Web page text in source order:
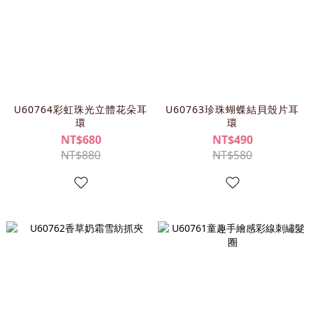
U60764彩虹珠光立體花朵耳
環
NT$680
NT$880
U60763珍珠蝴蝶結貝殼片耳
環
NT$490
NT$580